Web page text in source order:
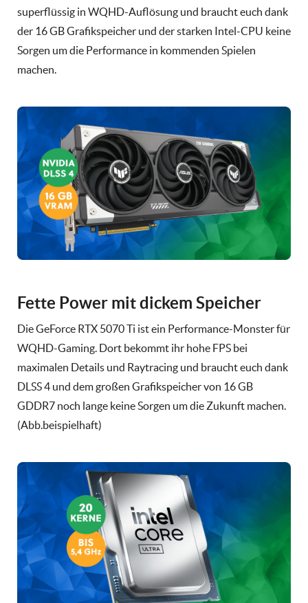
superflüssig in WQHD-Auflösung und braucht euch dank
der 16 GB Grafikspeicher und der starken Intel-CPU keine
Sorgen um die Performance in kommenden Spielen
machen.
Fette Power mit dickem Speicher
Die GeForce RTX 5070 Ti ist ein Performance-Monster für
WQHD-Gaming. Dort bekommt ihr hohe FPS bei
maximalen Details und Raytracing und braucht euch dank
DLSS 4 und dem großen Grafikspeicher von 16 GB
GDDR7 noch lange keine Sorgen um die Zukunft machen.
(Abb.beispielhaft)